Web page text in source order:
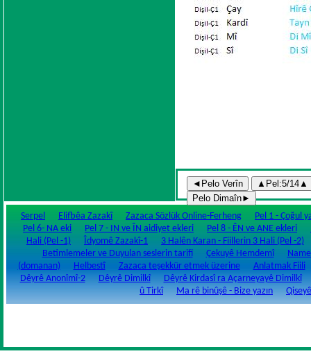
Serpel Elifbêa Zazakî Zazaca Sözlük Online-Ferheng
Pel 1 - Çoğul
Pel 6- NA eki
Pel 7 - IN ve ÎN aidiyet ekleri Pel 8 - ÊN ve ANE ekleri
Hali (Pel -1)
Îdyomê Zazakî-1
3 Halên Karan - Fiillerin 3 Hali (Pel -2)
Betimlemeler ve Duyulan seslerin tarifi
Çekuyê Hemdemî
(domanan)
Helbestî Zazaca teşekkür etmek üzerine
Anlatmak Fiili
Dêyrê Anonîmî-2
Dêyrê Dimilkî
Dêyrê Kirdasî ra Açarneyayê Dimilkî
û Tirkî
Ma rê binûşê - Bize yazın